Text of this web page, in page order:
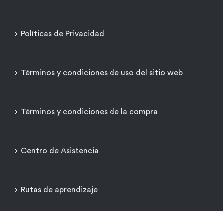
Políticas de Privacidad
Términos y condiciones de uso del sitio web
Términos y condiciones de la compra
Centro de Asistencia
Rutas de aprendizaje